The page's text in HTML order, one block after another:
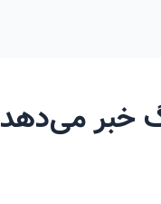
خبر می‌دهد